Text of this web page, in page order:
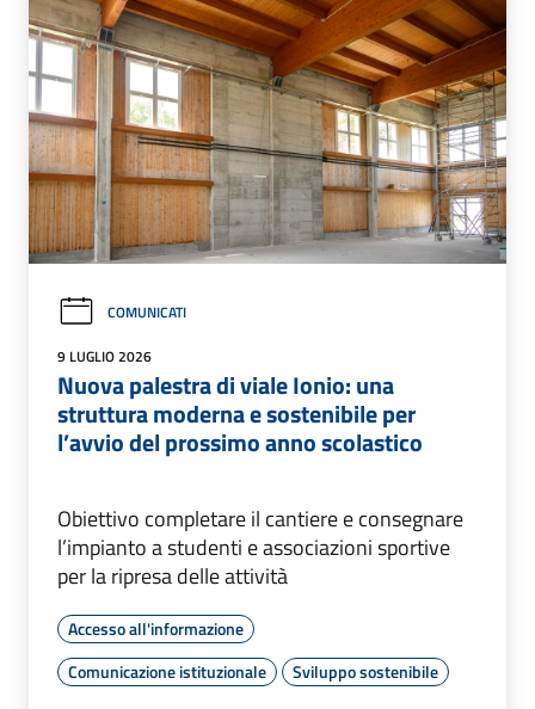
COMUNICATI
9 LUGLIO 2026
Nuova palestra di viale Ionio: una
struttura moderna e sostenibile per
l’avvio del prossimo anno scolastico
Obiettivo completare il cantiere e consegnare
l’impianto a studenti e associazioni sportive
per la ripresa delle attività
Accesso all'informazione
Comunicazione istituzionale
Sviluppo sostenibile